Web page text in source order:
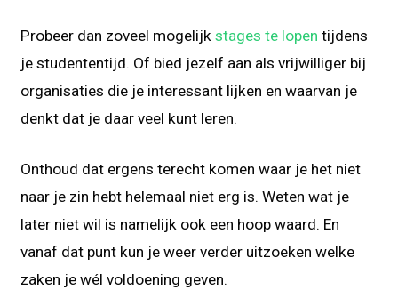
Probeer dan zoveel mogelijkstages te lopen tijdens
je studententijd. Of bied jezelf aan als vrijwilliger bij
organisaties die je interessant lijken en waarvan je
denkt dat je daar veel kunt leren.
Onthoud dat ergens terecht komen waar je het niet
naar je zin hebt helemaal niet erg is. Weten wat je
later niet wil is namelijk ook een hoop waard. En
vanaf dat punt kun je weer verder uitzoeken welke
zaken je wél voldoening geven.